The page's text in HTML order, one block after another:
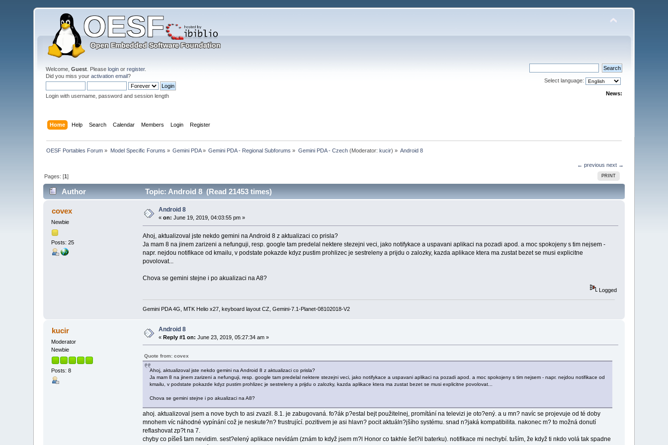
Welcome,Guest . Pleaselogin orregister.
Did you miss youractivation email?
Login with username, password and session length
Select language:
News:
Home Help Search Calendar Members Login Register
OESF Portables Forum » Model Specific Forums » Gemini PDA» Gemini PDA - Regional Subforums » Gemini PDA - Czech(Moderator: kucir) » Android 8
← previous next →
PRINT
Pages: [1]
Author Topic: Android 8 (Read 21453 times)
covex
Newbie
Posts: 25
Android 8
«on: June 19, 2019, 04:03:55 pm »
Ahoj, aktualizoval jste nekdo gemini na Android 8 z aktualizaci co prisla?
Ja mam 8 na jinem zarizeni a nefunguji, resp. google tam predelal nektere stezejni veci, jako notifykace a uspavani aplikaci na pozadi apod. a moc spokojeny s tim nejsem -
napr. nejdou notifikace od kmailu, v podstate pokazde kdyz pustim prohlizec je sestreleny a prijdu o zalozky, kazda aplikace ktera ma zustat bezet se musi explicitne
povolovat...
Chova se gemini stejne i po akualizaci na A8?
Logged
Gemini PDA 4G, MTK Helio x27, keyboard layout CZ, Gemini-7.1-Planet-08102018-V2
kucir
Moderator
Newbie
Posts: 8
Android 8
«Reply #1 on: June 23, 2019, 05:27:34 am »
Quote from: covex
Ahoj, aktualizoval jste nekdo gemini na Android 8 z aktualizaci co prisla?
Ja mam 8 na jinem zarizeni a nefunguji, resp. google tam predelal nektere stezejni veci, jako notifykace a uspavani aplikaci na pozadi apod. a moc spokojeny s tim nejsem - napr. nejdou notifikace od
kmailu, v podstate pokazde kdyz pustim prohlizec je sestreleny a prijdu o zalozky, kazda aplikace ktera ma zustat bezet se musi explicitne povolovat...
Chova se gemini stejne i po akualizaci na A8?
ahoj. aktualizoval jsem a nove bych to asi zvazil. 8.1. je zabugovaná. fo?ák p?estal bejt použitelnej, promítání na televizi je oto?ený. a u mn? navíc se projevuje od té doby
mnohem víc náhodné vypínání což je neskute?n? frustrující. pozitivem je asi hlavn? pocit aktuáln?jšího systému. snad n?jaká kompatibilita. nakonec m? to možná donutí
reflashovat zp?t na 7.
chyby co píšeš tam nevidim. sest?elený aplikace nevídám (znám to když jsem m?l Honor co takhle šet?il baterku). notifikace mi nechybí. tuším, že když ti nkdo volá tak spadne